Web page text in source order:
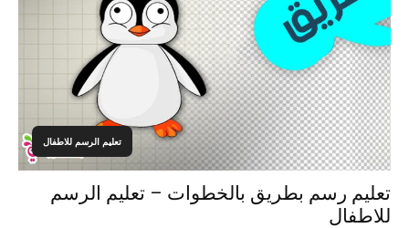
تعليم الرسم للاطفال
تعليم رسم بطريق بالخطوات – تعليم الرسم
للاطفال